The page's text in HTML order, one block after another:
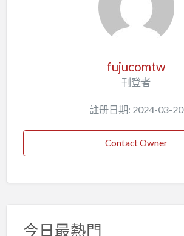
fujucomtw
刊登者
註册日期: 2024-03-20
Contact Owner
今日最熱門